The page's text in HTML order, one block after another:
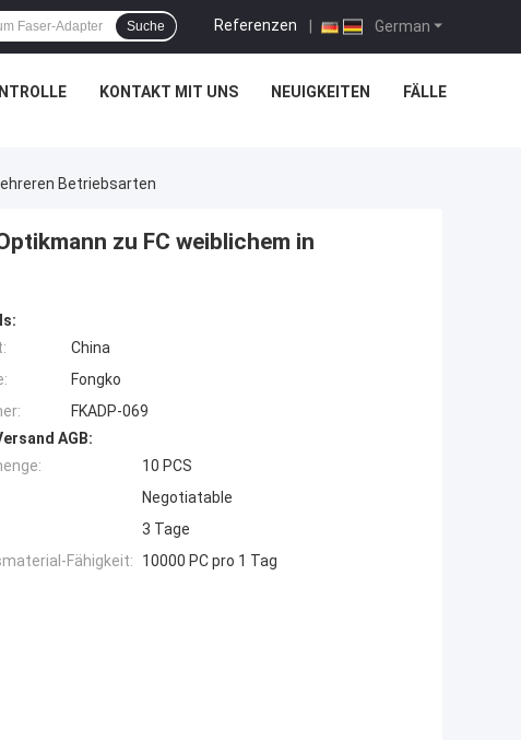
German
Referenzen |
Suche
KONTAKT MIT UNS NEUIGKEITEN FÄLLE
Betriebsarten
zu FC weiblichem in
China
Fongko
FKADP-069
AGB:
10 PCS
Negotiatable
3 Tage
Fähigkeit:
10000 PC pro 1 Tag